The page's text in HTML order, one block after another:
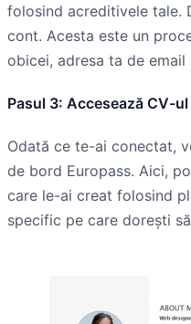
folosind acreditivele tale.
cont. Acesta este un
obicei, adresa ta de email
Pasul 3: Accesează CV-
Odată ce te-ai conectat,
de bord Europass. Aici,
care le-ai creat folosind
specific pe care dorești